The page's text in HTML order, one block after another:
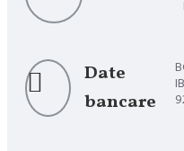
Date
bancare